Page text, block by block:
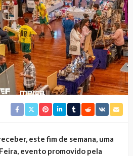
este fim de semana, uma
evento promovido pela